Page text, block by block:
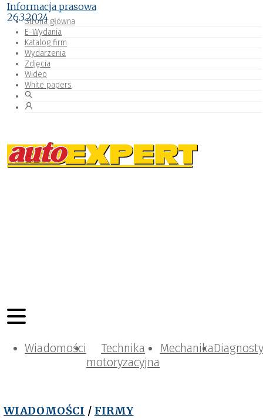
Strona główna
E-Wydania
Katalog firm
Wydarzenia
Zdjęcia
Wideo
White papers
Wiadomości
Technika
motoryzacyjna
Mechanika
WIADOMOŚCI / FIRMY
Informacja prasowa
26.3.2024